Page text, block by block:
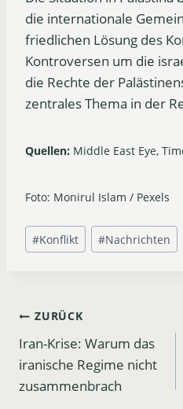
die internationale
friedlichen Lösung des
Kontroversen um die
die Rechte der
zentrales Thema in der
Quellen: Middle East Eye,
Foto: Monirul Islam / Pexels
Schlagworte:
#Konflikt #Nachrichten
Beitrags-
Navigation
ZURÜCK
Iran-Krise: Warum das
iranische Regime nicht
zusammenbrach